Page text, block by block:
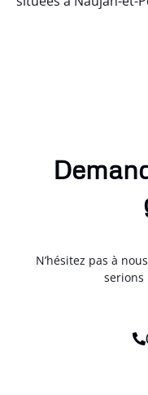
N’hésitez pas à
serions